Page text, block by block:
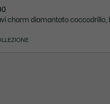
charm diamantato coccodrillo, L